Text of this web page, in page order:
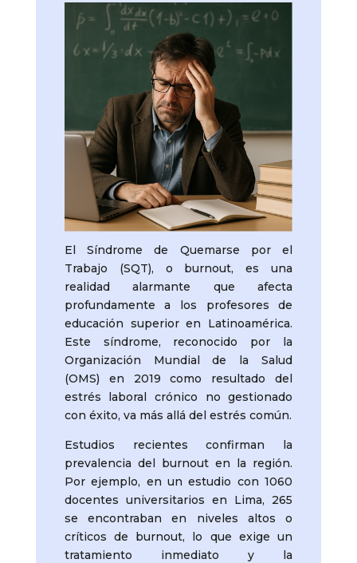
El Síndrome de Quemarse por el
Trabajo (SQT), o burnout, es una
realidad alarmante que afecta
profundamente a los profesores de
educación superior en Latinoamérica.
Este síndrome, reconocido por la
Organización Mundial de la Salud
(OMS) en 2019 como resultado del
estrés laboral crónico no gestionado
con éxito, va más allá del estrés común.
Estudios recientes confirman la
prevalencia del burnout en la región.
Por ejemplo, en un estudio con 1060
docentes universitarios en Lima, 265
se encontraban en niveles altos o
críticos de burnout, lo que exige un
tratamiento inmediato y la